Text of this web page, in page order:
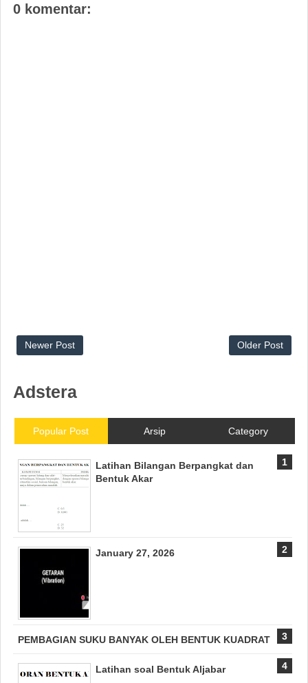
0 komentar:
Newer Post Older Post
Adstera
Popular Post Arsip Category
Latihan Bilangan Berpangkat dan
Bentuk Akar
January 27, 2026
PEMBAGIAN SUKU BANYAK OLEH BENTUK KUADRAT
Latihan soal Bentuk Aljabar